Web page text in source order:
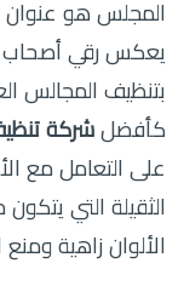
المجلس هو عنوان
يعكس رقي أصحاب
بتنظيف المجالس
كأفضل شركة
على التعامل مع
الثقيلة التي
الألوان زاهية